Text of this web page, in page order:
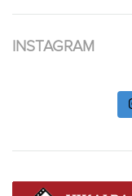
INSTAGRAM